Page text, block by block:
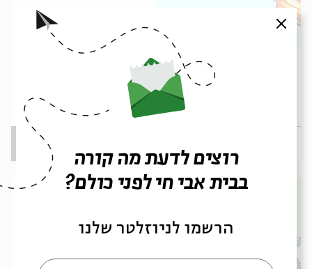
בסוף זה אנשים
09.07.24
ג' | 21:00
סגור
רוצים לדעת מה קורה
בבית אבי חי לפני כולם?
הרשמו לניוזלטר שלנו